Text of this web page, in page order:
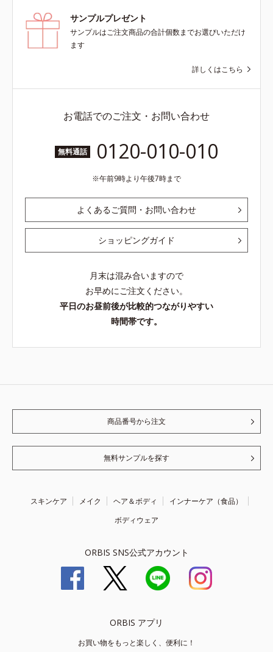
サンプルプレゼント
サンプルはご注文商品の合計個数までお選びいただけ
ます
詳しくはこちら
お電話でのご注文・お問い合わせ
無料通話 0120-010-010
午前9時より午後7時まで
よくあるご質問・お問い合わせ
ショッピングガイド
月末は混み合いますので
お早めにご注文ください。
平日のお昼前後が比較的つながりやすい
時間帯です。
商品番号から注文
無料サンプルを探す
スキンケア メイク ヘア＆ボディ
インナーケア（食品）
ボディウェア
ORBIS SNS公式アカウント
ORBIS アプリ
お買い物をもっと楽しく、便利に！